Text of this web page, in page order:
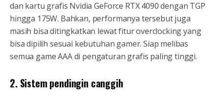
dan kartu grafis Nvidia GeForce RTX 4090 dengan TGP
hingga 175W. Bahkan, performanya tersebut juga
masih bisa ditingkatkan lewat fitur overclocking yang
bisa dipilih sesuai kebutuhan gamer. Siap melibas
semua game AAA di pengaturan grafis paling tinggi.
2. Sistem pendingin canggih